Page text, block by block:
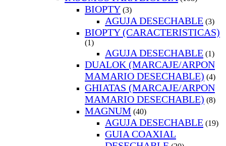
BIOPTY (3)
AGUJA DESECHABLE (3)
BIOPTY (CARACTERISTICAS)
(1)
AGUJA DESECHABLE (1)
DUALOK (MARCAJE/ARPON
MAMARIO DESECHABLE) (4)
GHIATAS (MARCAJE/ARPON
MAMARIO DESECHABLE) (8)
MAGNUM (40)
AGUJA DESECHABLE (19)
GUIA COAXIAL